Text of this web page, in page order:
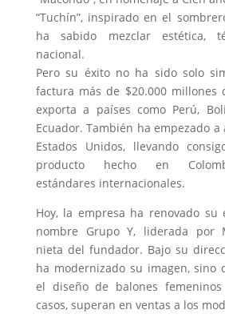
“Tuchín”, inspirado en el
ha sabido mezclar estética,
nacional.
Pero su éxito no ha sido solo
factura más de $20.000 millones
exporta a países como Perú,
Ecuador. También ha empezado
Estados Unidos, llevando
producto hecho en
estándares internacionales.
Hoy, la empresa ha renovado su
nombre Grupo Y, liderada por
nieta del fundador. Bajo su
ha modernizado su imagen, sino
el diseño de balones
casos, superan en ventas a los